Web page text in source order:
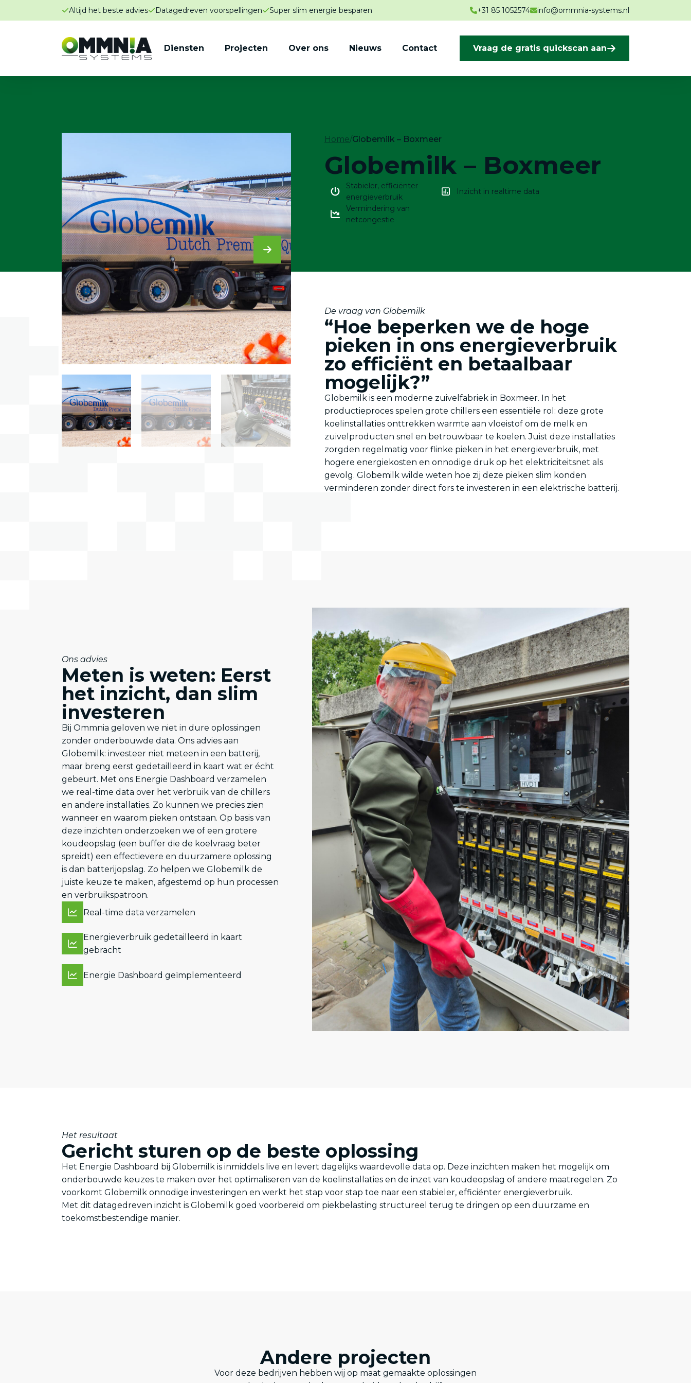
Altijd het beste advies Datagedreven voorspellingen Super slim energie besparen +31 85 1052574 info@ommnia-systems.nl
Diensten Projecten Over ons Nieuws Contact Vraag de gratis quickscan aan
Home/Globemilk – Boxmeer
Globemilk – Boxmeer
Stabieler, efficiënter
energieverbruik
Inzicht in realtime data
Vermindering van
netcongestie
De vraag van Globemilk
“Hoe beperken we de hoge
pieken in ons energieverbruik
zo efficiënt en betaalbaar
mogelijk?”
Globemilk is een moderne zuivelfabriek in Boxmeer. In het
productieproces spelen grote chillers een essentiële rol: deze grote
koelinstallaties onttrekken warmte aan vloeistof om de melk en
zuivelproducten snel en betrouwbaar te koelen. Juist deze installaties
zorgden regelmatig voor flinke pieken in het energieverbruik, met
hogere energiekosten en onnodige druk op het elektriciteitsnet als
gevolg. Globemilk wilde weten hoe zij deze pieken slim konden
verminderen zonder direct fors te investeren in een elektrische batterij.
Ons advies
Meten is weten: Eerst
het inzicht, dan slim
investeren
Bij Ommnia geloven we niet in dure oplossingen
zonder onderbouwde data. Ons advies aan
Globemilk: investeer niet meteen in een batterij,
maar breng eerst gedetailleerd in kaart wat er écht
gebeurt. Met ons Energie Dashboard verzamelen
we real-time data over het verbruik van de chillers
en andere installaties. Zo kunnen we precies zien
wanneer en waarom pieken ontstaan. Op basis van
deze inzichten onderzoeken we of een grotere
koudeopslag (een buffer die de koelvraag beter
spreidt) een effectievere en duurzamere oplossing
is dan batterijopslag. Zo helpen we Globemilk de
juiste keuze te maken, afgestemd op hun processen
en verbruikspatroon.
Real-time data verzamelen
Energieverbruik gedetailleerd in kaart
gebracht
Energie Dashboard geïmplementeerd
Het resultaat
Gericht sturen op de beste oplossing
Het Energie Dashboard bij Globemilk is inmiddels live en levert dagelijks waardevolle data op. Deze inzichten maken het mogelijk om
onderbouwde keuzes te maken over het optimaliseren van de koelinstallaties en de inzet van koudeopslag of andere maatregelen. Zo
voorkomt Globemilk onnodige investeringen en werkt het stap voor stap toe naar een stabieler, efficiënter energieverbruik.
Met dit datagedreven inzicht is Globemilk goed voorbereid om piekbelasting structureel terug te dringen op een duurzame en
toekomstbestendige manier.
Andere projecten
Voor deze bedrijven hebben wij op maat gemaakte oplossingen